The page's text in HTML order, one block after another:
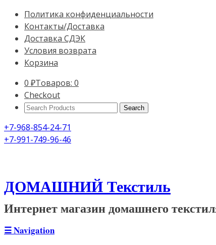
Политика конфиденциальности
Контакты/Доставка
Доставка СДЭК
Условия возврата
Корзина
0 ₽Товаров: 0
Checkout
Search
+7-968-854-24-71
+7-991-749-96-46
ДОМАШНИЙ Текстиль
Интернет магазин домашнего
☰Navigation